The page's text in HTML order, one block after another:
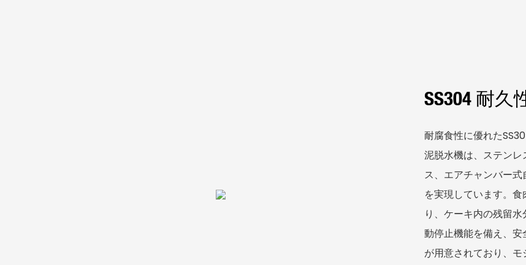
SS304 耐
耐腐食性に優れた
泥脱水機は、ステン
ス、エアチャンバー
を実現しています。
り、ケーキ内の残留
動停止機能を備え、
が用意されており、